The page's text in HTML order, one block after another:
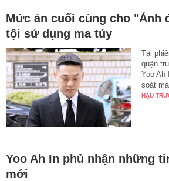
Mức án cuối cùng cho "Ảnh
tội sử dụng ma túy
Tại
quận
Yoo Ah
soát
HẬU
Yoo Ah In phủ nhận những
mới